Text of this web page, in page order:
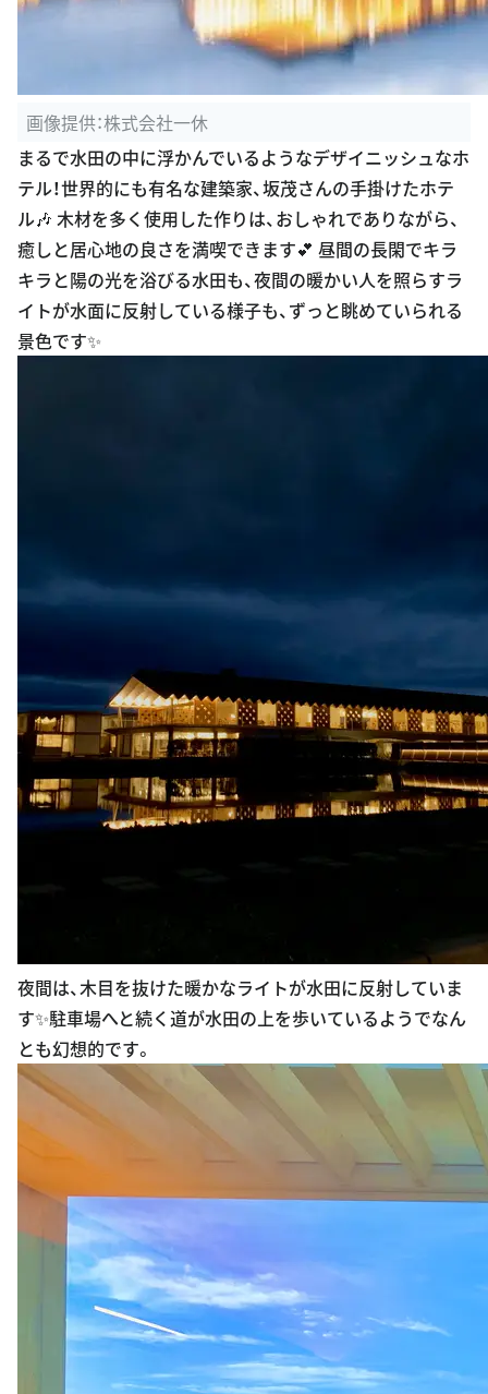
画像提供：株式会社一休
まるで水田の中に浮かんでいるようなデザイニッシュなホ
テル！世界的にも有名な建築家、坂茂さんの手掛けたホテ
ル🎶 木材を多く使用した作りは、おしゃれでありながら、
癒しと居心地の良さを満喫できます💕 昼間の長閑でキラ
キラと陽の光を浴びる水田も、夜間の暖かい人を照らすラ
イトが水面に反射している様子も、ずっと眺めていられる
景色です✨
夜間は、木目を抜けた暖かなライトが水田に反射していま
す✨駐車場へと続く道が水田の上を歩いているようでなん
とも幻想的です。